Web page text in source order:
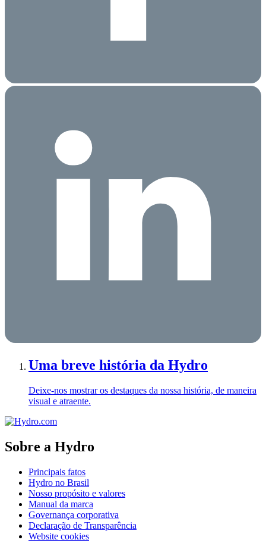
Uma breve história da Hydro
Deixe-nos mostrar os destaques da nossa história, de maneira
visual e atraente.
Sobre a Hydro
Principais fatos
Hydro no Brasil
Nosso propósito e valores
Manual da marca
Governança corporativa
Declaração de Transparência
Website cookies